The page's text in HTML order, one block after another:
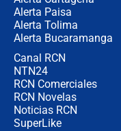
Alerta Paisa
Alerta Tolima
Alerta Bucaramanga
Canal RCN
NTN24
RCN Comerciales
RCN Novelas
Noticias RCN
SuperLike